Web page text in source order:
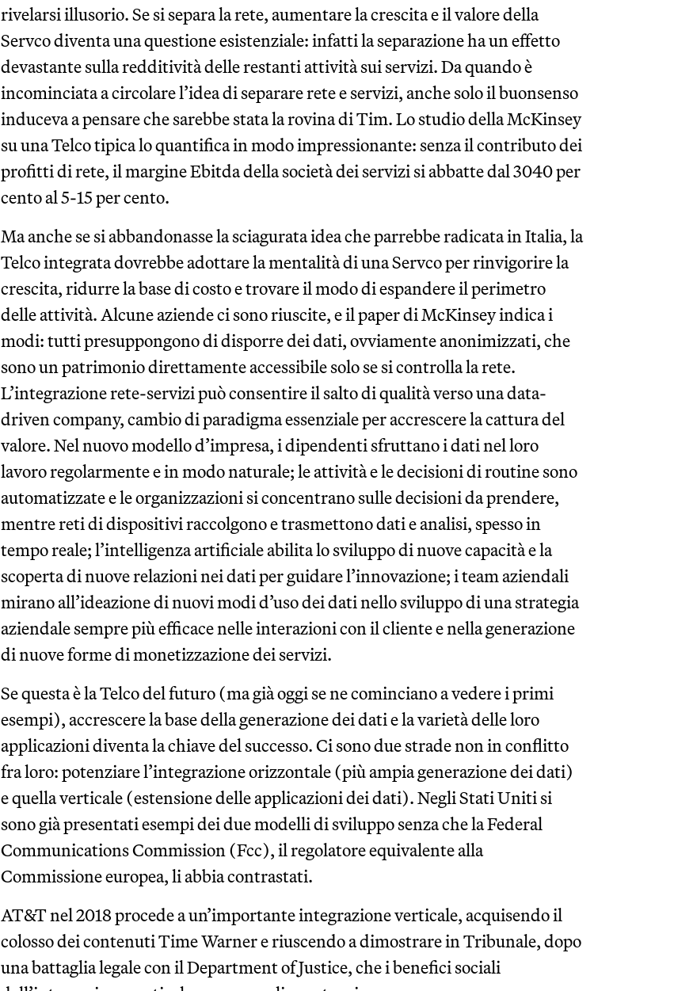
rivelarsi illusorio. Se si separa la rete, aumentare la crescita e il valore della
Servco diventa una questione esistenziale: infatti la separazione ha un effetto
devastante sulla redditività delle restanti attività sui servizi. Da quando è
incominciata a circolare l’idea di separare rete e servizi, anche solo il buonsenso
induceva a pensare che sarebbe stata la rovina di Tim. Lo studio della McKinsey
su una Telco tipica lo quantifica in modo impressionante: senza il contributo dei
profitti di rete, il margine Ebitda della società dei servizi si abbatte dal 3040 per
cento al 5-15 per cento.
Ma anche se si abbandonasse la sciagurata idea che parrebbe radicata in Italia, la
Telco integrata dovrebbe adottare la mentalità di una Servco per rinvigorire la
crescita, ridurre la base di costo e trovare il modo di espandere il perimetro
delle attività. Alcune aziende ci sono riuscite, e il paper di McKinsey indica i
modi: tutti presuppongono di disporre dei dati, ovviamente anonimizzati, che
sono un patrimonio direttamente accessibile solo se si controlla la rete.
L’integrazione rete-servizi può consentire il salto di qualità verso una data-
driven company, cambio di paradigma essenziale per accrescere la cattura del
valore. Nel nuovo modello d’impresa, i dipendenti sfruttano i dati nel loro
lavoro regolarmente e in modo naturale; le attività e le decisioni di routine sono
automatizzate e le organizzazioni si concentrano sulle decisioni da prendere,
mentre reti di dispositivi raccolgono e trasmettono dati e analisi, spesso in
tempo reale; l’intelligenza artificiale abilita lo sviluppo di nuove capacità e la
scoperta di nuove relazioni nei dati per guidare l’innovazione; i team aziendali
mirano all’ideazione di nuovi modi d’uso dei dati nello sviluppo di una strategia
aziendale sempre più efficace nelle interazioni con il cliente e nella generazione
di nuove forme di monetizzazione dei servizi.
Se questa è la Telco del futuro (ma già oggi se ne cominciano a vedere i primi
esempi), accrescere la base della generazione dei dati e la varietà delle loro
applicazioni diventa la chiave del successo. Ci sono due strade non in conflitto
fra loro: potenziare l’integrazione orizzontale (più ampia generazione dei dati)
e quella verticale (estensione delle applicazioni dei dati). Negli Stati Uniti si
sono già presentati esempi dei due modelli di sviluppo senza che la Federal
Communications Commission (Fcc), il regolatore equivalente alla
Commissione europea, li abbia contrastati.
AT&T nel 2018 procede a un’importante integrazione verticale, acquisendo il
colosso dei contenuti Time Warner e riuscendo a dimostrare in Tribunale, dopo
una battaglia legale con il Department of Justice, che i benefici sociali